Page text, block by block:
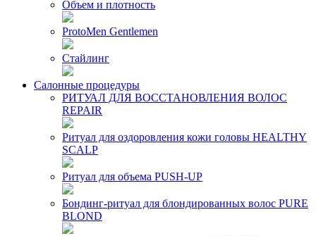
Объем и плотность
ProtoMen Gentlemen
Стайлинг
Салонные процедуры
РИТУАЛ ДЛЯ ВОССТАНОВЛЕНИЯ ВОЛОС
REPAIR
Ритуал для оздоровления кожи головы HEALTHY
SCALP
Ритуал для объема PUSH-UP
Бондинг-ритуал для блондированных волос PURE
BLOND